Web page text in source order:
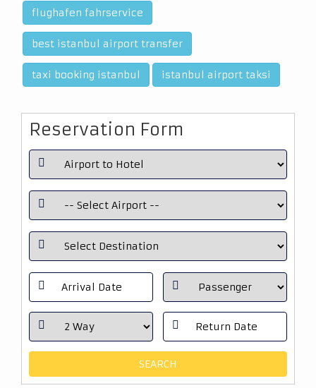
flughafen fahrservice
best istanbul airport transfer
taxi booking istanbul istanbul airport taksi
Reservation Form